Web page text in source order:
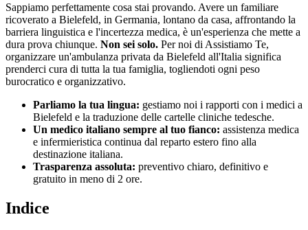
Sappiamo perfettamente cosa stai provando. Avere un familiare
ricoverato a Bielefeld, in Germania, lontano da casa, affrontando la
barriera linguistica e l'incertezza medica, è un'esperienza che mette a
dura prova chiunque. Non sei solo. Per noi di Assistiamo Te,
organizzare un'ambulanza privata da Bielefeld all'Italia significa
prenderci cura di tutta la tua famiglia, togliendoti ogni peso
burocratico e organizzativo.
Parliamo la tua lingua: gestiamo noi i rapporti con i medici a
Bielefeld e la traduzione delle cartelle cliniche tedesche.
Un medico italiano sempre al tuo fianco: assistenza medica
e infermieristica continua dal reparto estero fino alla
destinazione italiana.
Trasparenza assoluta: preventivo chiaro, definitivo e
gratuito in meno di 2 ore.
Indice